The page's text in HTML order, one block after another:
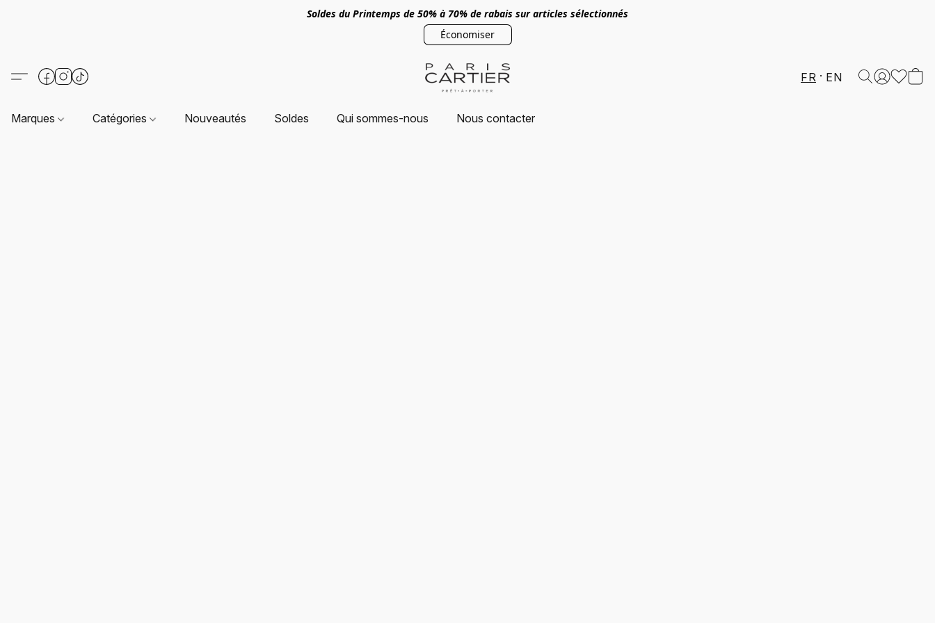
Soldes du Printemps de 50% à 70% de rabais sur articles sélectionnés
Économiser
FR EN
Marques Catégories Nouveautés Soldes Qui sommes-nous Nous contacter